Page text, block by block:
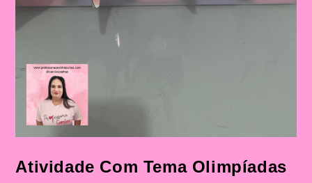
Atividade Com Tema Olimpíadas